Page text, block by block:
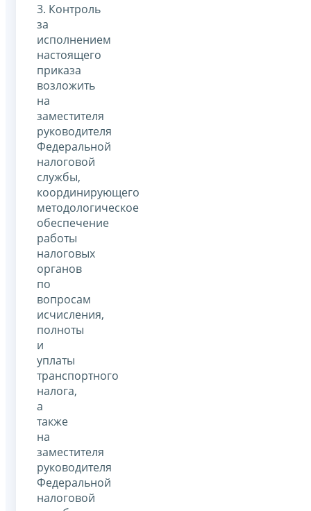
3. Контроль
за
исполнением
настоящего
приказа
возложить
на
заместителя
руководителя
Федеральной
налоговой
службы,
координирующего
методологическое
обеспечение
работы
налоговых
органов
по
вопросам
исчисления,
полноты
и
уплаты
транспортного
налога,
а
также
на
заместителя
руководителя
Федеральной
налоговой